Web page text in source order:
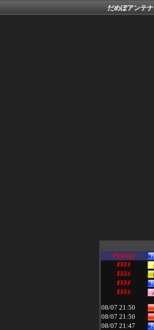
だめぽアンテナ
PickUp!
ｵﾇﾇﾒ
ｵﾇﾇﾒ
ｵﾇﾇﾒ
ｵﾇﾇﾒ
08/07 21:50
08/07 21:50
08/07 21:47